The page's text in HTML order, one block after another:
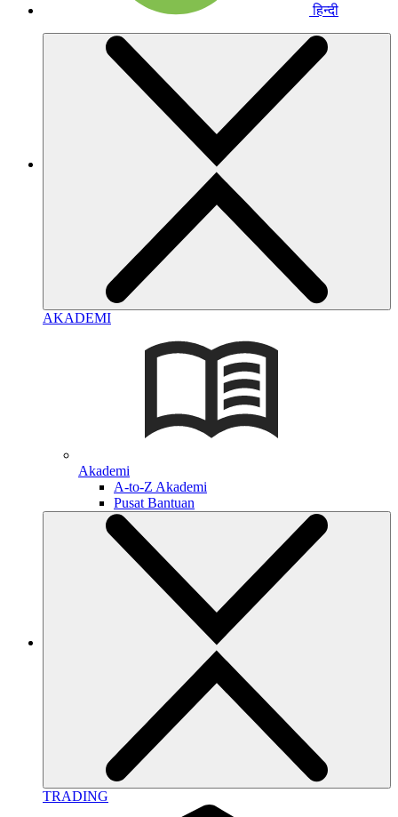
हिन्दी
AKADEMI
Akademi
A-to-Z Akademi
Pusat Bantuan
TRADING